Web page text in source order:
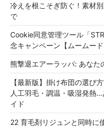
冷えを根こそぎ防ぐ！素材
で
Cookie同意管理ツール「
念キャンペーン【ムームード
熊撃退エアーラッパ: あなた
【最新版】掛け布団の選び
人工羽毛・調温・吸湿発熱
イド
22 育毛剤リジュンと同時に